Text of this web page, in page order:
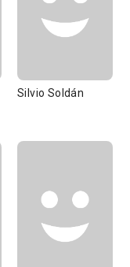
Silvio Soldán